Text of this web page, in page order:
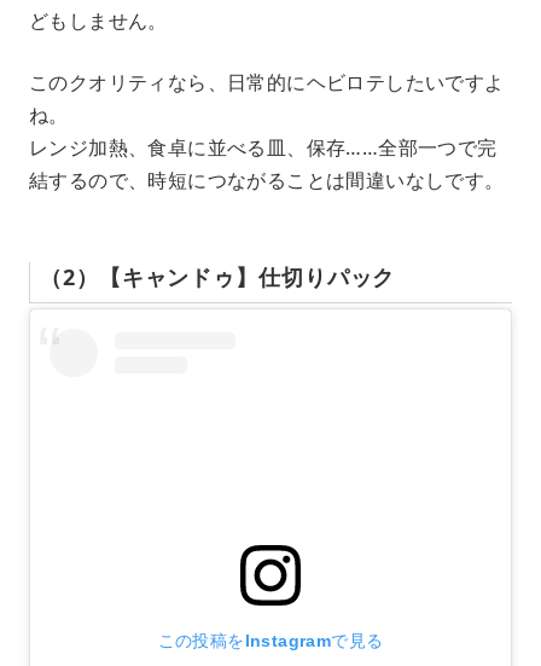
どもしません。
このクオリティなら、日常的にヘビロテしたいですよ
ね。
レンジ加熱、食卓に並べる皿、保存……全部一つで完
結するので、時短につながることは間違いなしです。
（2）【キャンドゥ】仕切りパック
この投稿をInstagramで見る